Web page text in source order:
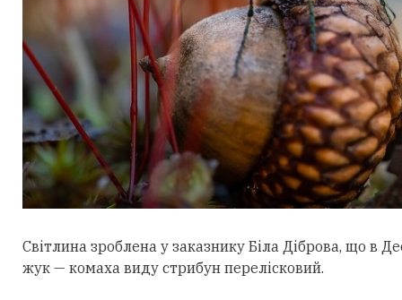
Світлина зроблена у заказнику Біла Діброва, що в
жук — комаха виду стрибун перелісковий.